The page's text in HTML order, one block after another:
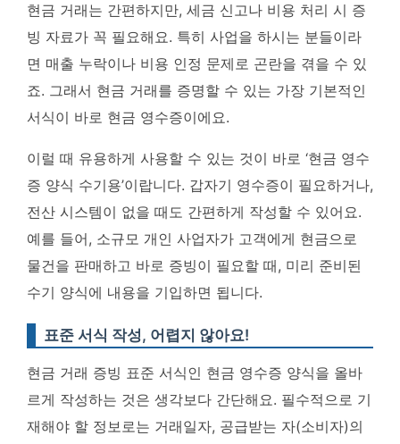
현금 거래는 간편하지만, 세금 신고나 비용 처리 시 증
빙 자료가 꼭 필요해요. 특히 사업을 하시는 분들이라
면 매출 누락이나 비용 인정 문제로 곤란을 겪을 수 있
죠. 그래서 현금 거래를 증명할 수 있는 가장 기본적인
서식이 바로 현금 영수증이에요.
이럴 때 유용하게 사용할 수 있는 것이 바로 ‘현금 영수
증 양식 수기용’이랍니다. 갑자기 영수증이 필요하거나,
전산 시스템이 없을 때도 간편하게 작성할 수 있어요.
예를 들어, 소규모 개인 사업자가 고객에게 현금으로
물건을 판매하고 바로 증빙이 필요할 때, 미리 준비된
수기 양식에 내용을 기입하면 됩니다.
표준 서식 작성, 어렵지 않아요!
현금 거래 증빙 표준 서식인 현금 영수증 양식을 올바
르게 작성하는 것은 생각보다 간단해요. 필수적으로 기
재해야 할 정보로는 거래일자, 공급받는 자(소비자)의